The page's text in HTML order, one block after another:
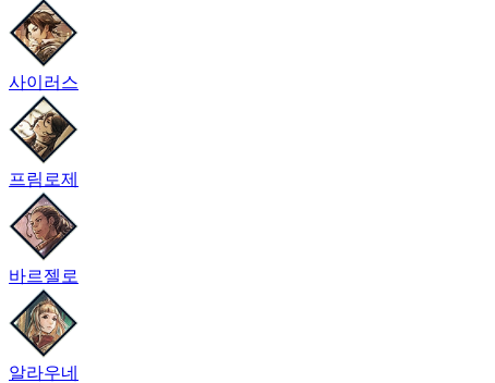
사이러스
프림로제
바르젤로
알라우네